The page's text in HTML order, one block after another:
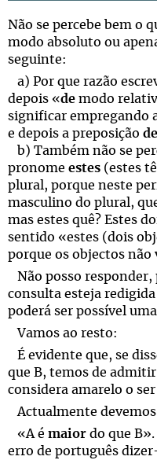
Não se percebe bem o
modo absoluto ou
seguinte:
a) Por que razão
depois «de modo
significar empregando
e depois a preposição de
b) Também não se
pronome estes (estes
plural, porque neste
masculino do plural,
mas estes quê? Estes
sentido «estes (dois
porque os objectos não
Não posso responder,
consulta esteja redigida
poderá ser possível
Vamos ao resto:
É evidente que, se
que B, temos de
considera amarelo o ser
Actualmente
«A é maior do que
erro de português